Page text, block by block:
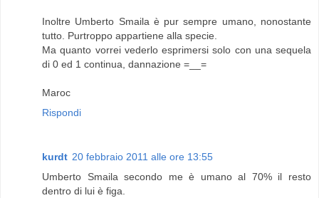
Inoltre Umberto Smaila è pur sempre umano, nonostante
tutto. Purtroppo appartiene alla specie.
Ma quanto vorrei vederlo esprimersi solo con una sequela
di 0 ed 1 continua, dannazione =__=
Maroc
Rispondi
kurdt 20 febbraio 2011 alle ore 13:55
Umberto Smaila secondo me è umano al 70% il resto
dentro di lui è figa.